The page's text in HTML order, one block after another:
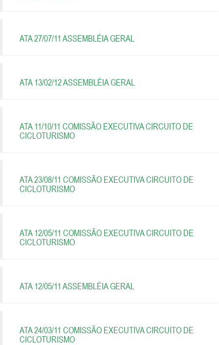
ATA 27/07/11 ASSEMBLÉIA GERAL
ATA 13/02/12 ASSEMBLÉIA GERAL
ATA 11/10/11 COMISSÃO EXECUTIVA CIRCUITO DE
CICLOTURISMO
ATA 23/08/11 COMISSÃO EXECUTIVA CIRCUITO DE
CICLOTURISMO
ATA 12/05/11 COMISSÃO EXECUTIVA CIRCUITO DE
CICLOTURISMO
ATA 12/05/11 ASSEMBLÉIA GERAL
ATA 24/03/11 COMISSÃO EXECUTIVA CIRCUITO DE
CICLOTURISMO